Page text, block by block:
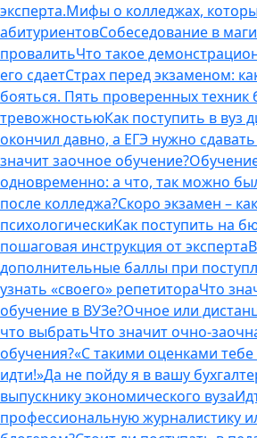
эксперта.Мифы о колледжах,
абитуриентовСобеседование в
провалитьЧто такое
его сдаетСтрах перед экзаменом:
бояться. Пять проверенных техник
тревожностьюКак поступить в вуз
окончил давно, а ЕГЭ нужно сдавать
значит заочное обучение?
одновременно: а что, так можно
после колледжа?Скоро экзамен –
психологическиКак поступить на
пошаговая инструкция от эксперта
дополнительные баллы при
узнать «своего» репетитораЧто
обучение в ВУЗе?Очное или
что выбратьЧто значит очно-
обучения?«С такими оценками
идти!»Да не пойду я в вашу
выпускнику экономического вуза
профессиональную журналистику